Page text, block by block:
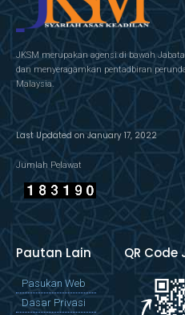
JKSM merupakan agensi di bawah
dan menyeragamkan pentadbiran
Malaysia.
Last Updated on January 17, 2022
Jumlah Pelawat
Pautan Lain
Pasukan Web
Dasar Privasi
QR Code